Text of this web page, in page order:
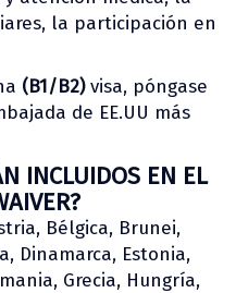
la participación en
(B1/B2)visa, póngase
de EE.UU más
INCLUIDOS EN EL
Bélgica, Brunei,
Dinamarca, Estonia,
Grecia, Hungría,